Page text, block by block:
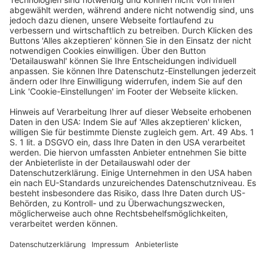
1. Die Regelung des § 70 Abs. 1 Satz 2 des
Einkommensteuergesetzes, dass die Auszahlung von
festgesetztem Kindergeld rückwirkend nur für die
letzten sechs Monate vor Beginn des Monats erfolgt, in
dem der Antrag auf Kindergeld eingegangen ist, ist
sowohl verfassungsgemäß als auch
unionsrechtskonform.
Rechtsprechung des Gerichtshofs der Europäischen
Union (Urteil Chief Appeals Officer u.a. vom 29.09.2022 –
C-3/21, EU:C:2022:737), dass ein im Heimatland (zum
Beispiel gleich nach der Geburt des Kindes) gestellter
Kindergeldantrag nur dann als ein auch für die
inländische Familienkasse relevanter Antrag zu
verstehen ist, wenn die antragstellende Person ihr
Recht auf Freizügigkeit im Zeitpunkt ihres im
Heimatland gestellten Antrags bereits ausgeübt hat.